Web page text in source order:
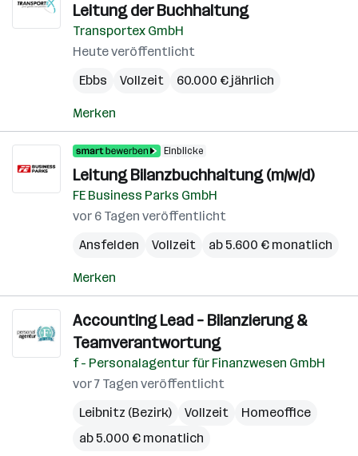
Leitung der Buchhaltung
Transportex GmbH
Heute veröffentlicht
Ebbs
Vollzeit 60.000 € jährlich
Merken
Einblicke
Leitung Bilanzbuchhaltung (m/w/d)
FE Business Parks GmbH
vor 6 Tagen veröffentlicht
Ansfelden
Vollzeit ab 5.600 € monatlich
Merken
Accounting Lead – Bilanzierung &
Teamverantwortung
f - Personalagentur für Finanzwesen GmbH
vor 7 Tagen veröffentlicht
Leibnitz (Bezirk)
Vollzeit
Homeoffice
ab 5.000 € monatlich